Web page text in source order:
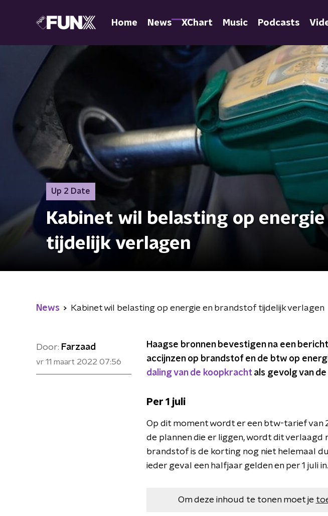
Home News XChart Music Podcasts
Up 2 Date
Kabinet wil belasting op
tijdelijk verlagen
News Kabinet wil belasting op energie en brandstof tijdelijk verlagen
Door: Farzaad
vr 11 maart 2022 07:56
Haagse bronnen bevestigen na een
accijnzen op brandstof en de btw op
daling van de koopkrachtals gevolg van
Per 1 juli
Op dit moment wordt er een btw-tarief van
de plannen die er liggen, wordt dit
brandstof is de korting nog niet helemaal
ieder geval een halfjaar gelden en per 1 juli in.
Om deze inhoud te tonen moet je